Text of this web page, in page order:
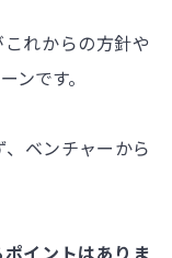
れからの方針や
ンです。
ベンチャーから
イントはありま